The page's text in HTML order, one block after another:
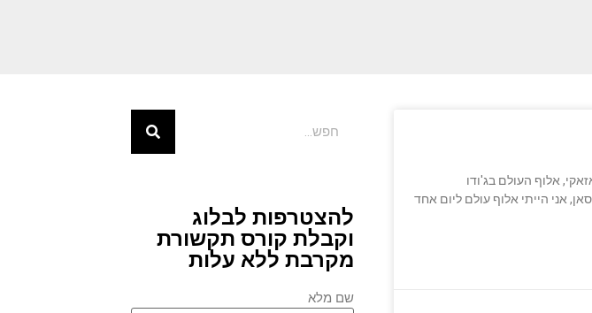
אלוף העולם בג'ודו
אני הייתי אלוף עולם ליום אחד
להצטרפות לבלוג
וקבלת קורס תקשורת
מקרבת ללא עלות
שם מלא